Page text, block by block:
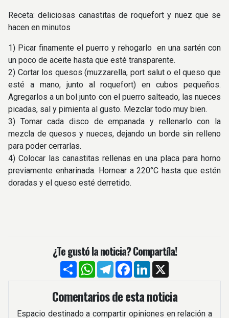
Receta: deliciosas canastitas de roquefort y nuez que se
hacen en minutos
1) Picar finamente el puerro y rehogarlo en una sartén con
un poco de aceite hasta que esté transparente.
2) Cortar los quesos (muzzarella, port salut o el queso que
esté a mano, junto al roquefort) en cubos pequeños.
Agregarlos a un bol junto con el puerro salteado, las nueces
picadas, sal y pimienta al gusto. Mezclar todo muy bien.
3) Tomar cada disco de empanada y rellenarlo con la
mezcla de quesos y nueces, dejando un borde sin relleno
para poder cerrarlas.
4) Colocar las canastitas rellenas en una placa para horno
previamente enharinada. Hornear a 220°C hasta que estén
doradas y el queso esté derretido.
¿Te gustó la noticia? Compartíla!
CompartirWhatsApp
TelegramFacebook
LinkedIn
Comentarios de esta noticia
Espacio destinado a compartir opiniones en relación a